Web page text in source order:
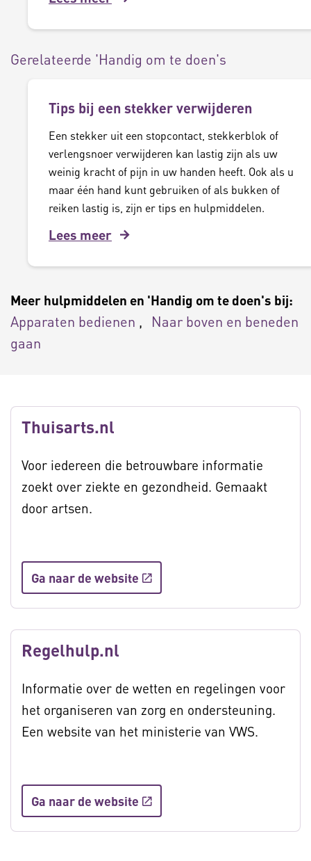
Gerelateerde 'Handig om te doen's
Tips bij een stekker verwijderen
Een stekker uit een stopcontact, stekkerblok of
verlengsnoer verwijderen kan lastig zijn als uw
weinig kracht of pijn in uw handen heeft. Ook als u
maar één hand kunt gebruiken of als bukken of
reiken lastig is, zijn er tips en hulpmiddelen.
Lees meer
Meer hulpmiddelen en 'Handig om te doen's bij:
Apparaten bedienen
Naar boven en beneden
gaan
Thuisarts.nl
Voor iedereen die betrouwbare informatie
zoekt over ziekte en gezondheid. Gemaakt
door artsen.
Ga naar de website
Regelhulp.nl
Informatie over de wetten en regelingen voor
het organiseren van zorg en ondersteuning.
Een website van het ministerie van VWS.
Ga naar de website